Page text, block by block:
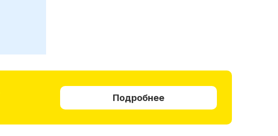
Подробнее